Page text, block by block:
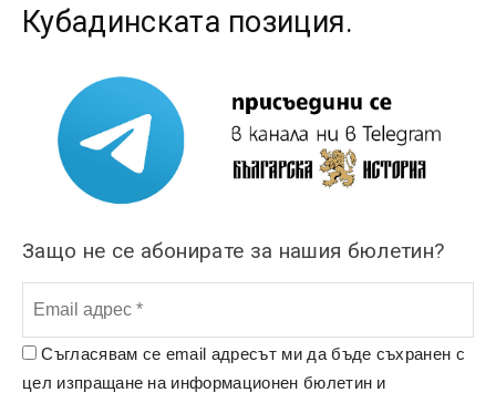
Кубадинската позиция.
Защо не се абонирате за нашия бюлетин?
Съгласявам се email адресът ми да бъде съхранен с
цел изпращане на информационен бюлетин и